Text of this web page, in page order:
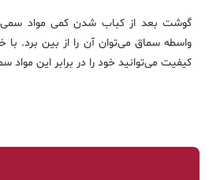
گوشت بعد از کباب شدن کمی مواد سمی
واسطه سماق می‌توان آن را از بین برد. با
کیفیت می‌توانید خود را در برابر این مواد